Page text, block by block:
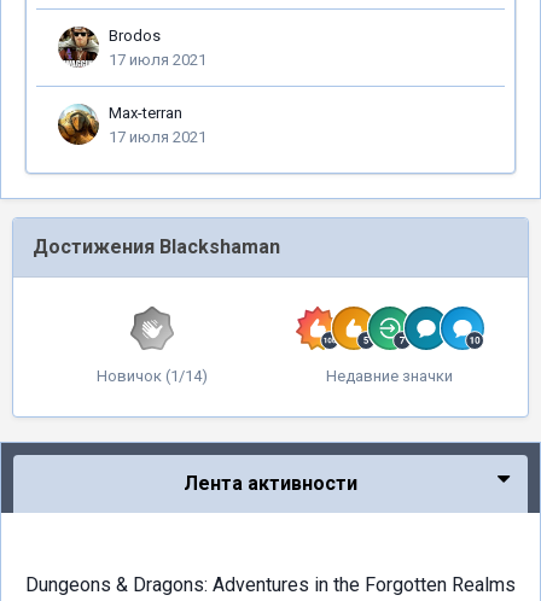
Brodos
17 июля 2021
Max-terran
17 июля 2021
Достижения Blackshaman
Новичок (1/14) Недавние значки
Лента активности
Dungeons & Dragons: Adventures in the Forgotten Realms